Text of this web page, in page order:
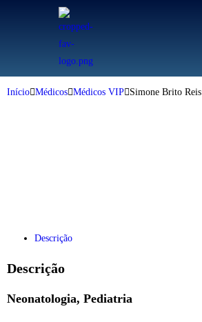
Início Médicos Médicos VIP Simone Brito Reis
Descrição
Descrição
Neonatologia, Pediatria